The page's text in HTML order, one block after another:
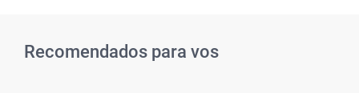
Recomendados para vos